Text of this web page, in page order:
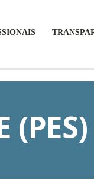
(PES)